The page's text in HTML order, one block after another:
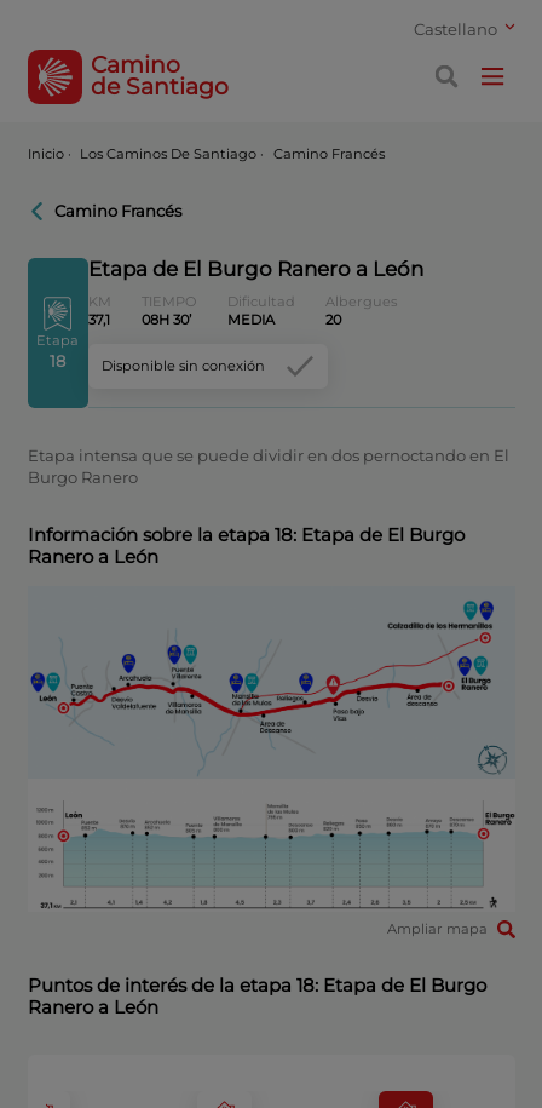
Castellano
Camino
de Santiago
Inicio · Los Caminos De Santiago · Camino Francés
Camino Francés
Etapa
18
Etapa de El Burgo Ranero a León
KM
37,1
TIEMPO
08H 30’
Dificultad
MEDIA
Albergues
20
Disponible sin conexión
Etapa intensa que se puede dividir en dos pernoctando en El
Burgo Ranero
Información sobre la etapa 18: Etapa de El Burgo
Ranero a León
Ampliar mapa
Puntos de interés de la etapa 18: Etapa de El Burgo
Ranero a León